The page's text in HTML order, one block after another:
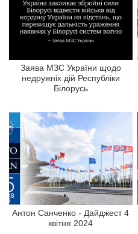
Заява МЗС України щодо
недружніх дій Республіки
Білорусь
Антон Санченко - Дайджест 4
квітня 2024